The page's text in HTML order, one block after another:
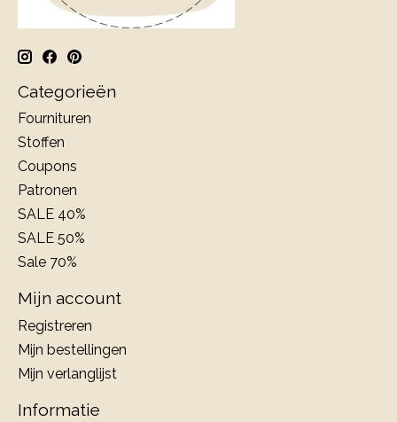
Categorieën
Fournituren
Stoffen
Coupons
Patronen
SALE 40%
SALE 50%
Sale 70%
Mijn account
Registreren
Mijn bestellingen
Mijn verlanglijst
Informatie